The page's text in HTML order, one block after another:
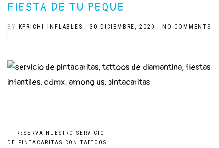
FIESTA DE TU PEQUE
BY KPRICHI_INFLABLES 30 DICIEMBRE, 2020
NO COMMENTS
Navegación
←
RESERVA NUESTRO SERVICIO
DE PINTACARITAS CON TATTOOS